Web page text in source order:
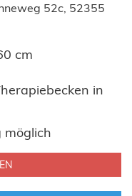
52c, 52355
cm
in
möglich